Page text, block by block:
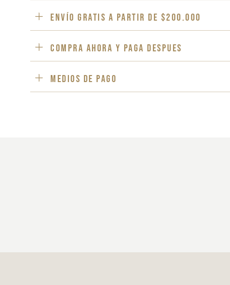
ENVÍO GRATIS a partir de $200.000
Compra ahora y paga despues
Medios de pago